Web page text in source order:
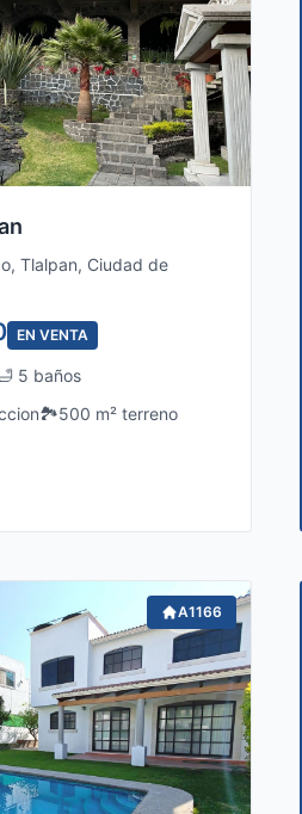
Tlalpan, Ciudad de
EN VENTA
5 baños
🏞️500 m² terreno
A1166